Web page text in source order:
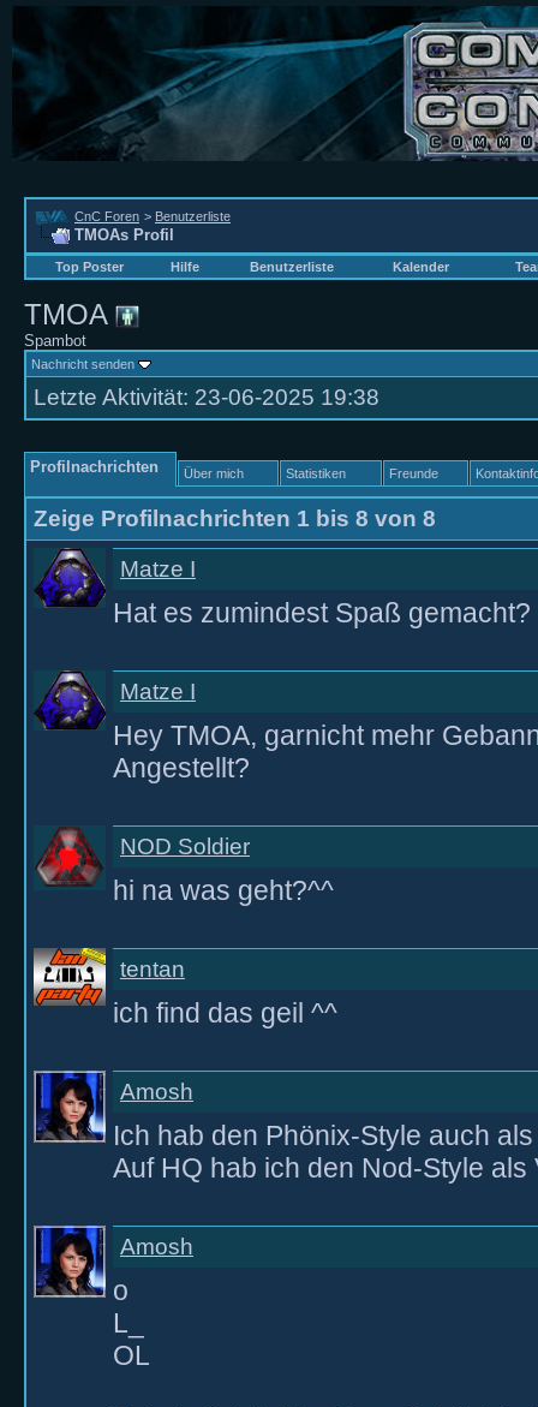
CnC Foren > Benutzerliste
TMOAs Profil
Top Poster Hilfe Benutzerliste Kalender
TMOA
Spambot
Nachricht senden
Letzte Aktivität: 23-06-2025 19:38
Profilnachrichten Über mich Statistiken Freunde
Zeige Profilnachrichten 1 bis 8 von 8
Matze I
Hat es zumindest Spaß gemacht?
Matze I
Hey TMOA, garnicht mehr
Angestellt?
NOD Soldier
hi na was geht?^^
tentan
ich find das geil ^^
Amosh
Ich hab den Phönix-Style auch
Auf HQ hab ich den Nod-Style als
Amosh
o
L_
OL